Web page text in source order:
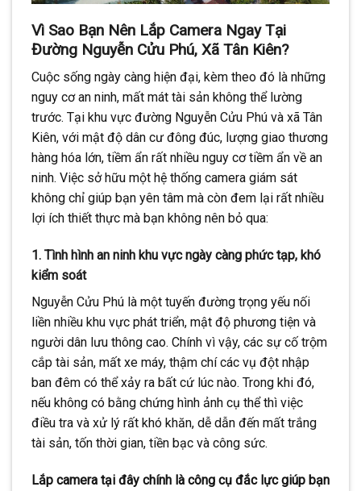
Vì Sao Bạn Nên Lắp Camera Ngay Tại
Đường Nguyễn Cửu Phú, Xã Tân Kiên?
Cuộc sống ngày càng hiện đại, kèm theo đó là những
nguy cơ an ninh, mất mát tài sản không thể lường
trước. Tại khu vực đường Nguyễn Cửu Phú và xã Tân
Kiên, với mật độ dân cư đông đúc, lượng giao thương
hàng hóa lớn, tiềm ẩn rất nhiều nguy cơ tiềm ẩn về an
ninh. Việc sở hữu một hệ thống camera giám sát
không chỉ giúp bạn yên tâm mà còn đem lại rất nhiều
lợi ích thiết thực mà bạn không nên bỏ qua:
1. Tình hình an ninh khu vực ngày càng phức tạp, khó
kiểm soát
Nguyễn Cửu Phú là một tuyến đường trọng yếu nối
liền nhiều khu vực phát triển, mật độ phương tiện và
người dân lưu thông cao. Chính vì vậy, các sự cố trộm
cắp tài sản, mất xe máy, thậm chí các vụ đột nhập
ban đêm có thể xảy ra bất cứ lúc nào. Trong khi đó,
nếu không có bằng chứng hình ảnh cụ thể thì việc
điều tra và xử lý rất khó khăn, dễ dẫn đến mất trắng
tài sản, tốn thời gian, tiền bạc và công sức.
Lắp camera tại đây chính là công cụ đắc lực giúp bạn